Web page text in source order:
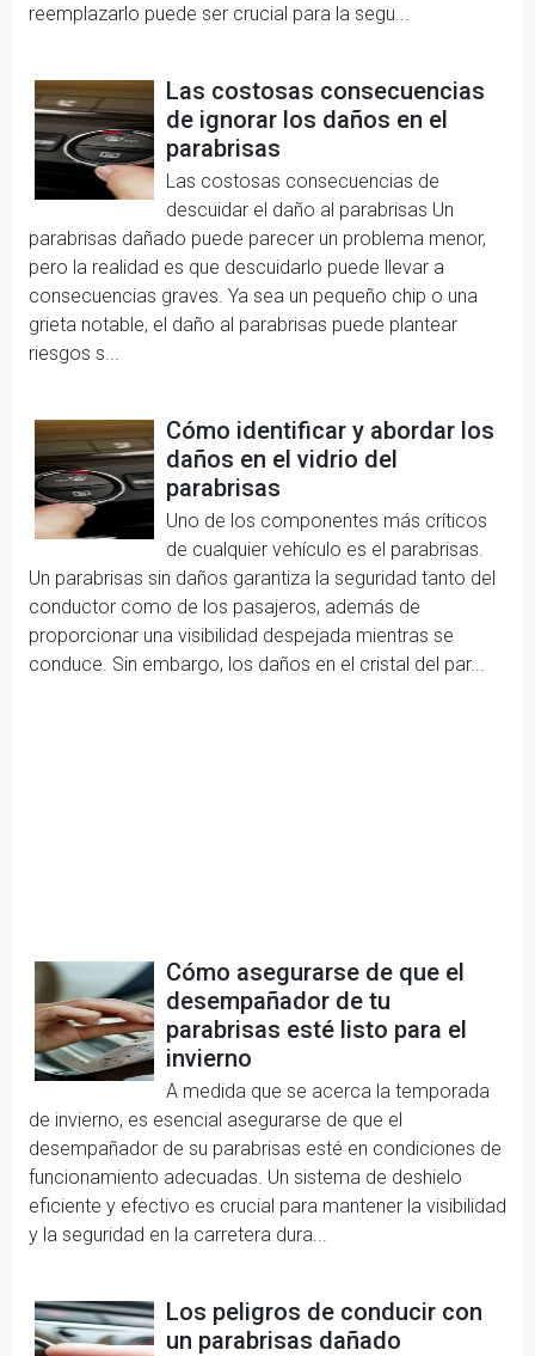
reemplazarlo puede ser crucial para la segu...
Las costosas consecuencias
de ignorar los daños en el
parabrisas
Las costosas consecuencias de
descuidar el daño al parabrisas Un
parabrisas dañado puede parecer un problema menor,
pero la realidad es que descuidarlo puede llevar a
consecuencias graves. Ya sea un pequeño chip o una
grieta notable, el daño al parabrisas puede plantear
riesgos s...
Cómo identificar y abordar los
daños en el vidrio del
parabrisas
Uno de los componentes más críticos
de cualquier vehículo es el parabrisas.
Un parabrisas sin daños garantiza la seguridad tanto del
conductor como de los pasajeros, además de
proporcionar una visibilidad despejada mientras se
conduce. Sin embargo, los daños en el cristal del par...
Cómo asegurarse de que el
desempañador de tu
parabrisas esté listo para el
invierno
A medida que se acerca la temporada
de invierno, es esencial asegurarse de que el
desempañador de su parabrisas esté en condiciones de
funcionamiento adecuadas. Un sistema de deshielo
eficiente y efectivo es crucial para mantener la visibilidad
y la seguridad en la carretera dura...
Los peligros de conducir con
un parabrisas dañado